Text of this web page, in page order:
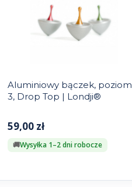
Aluminiowy bączek, poziom
3, Drop Top | Londji®
59,00 zł
Wysyłka 1–2 dni robocze